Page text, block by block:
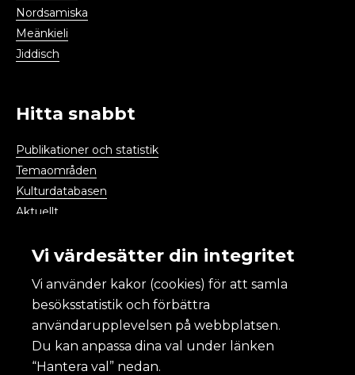
Nordsamiska
Meänkieli
Jiddisch
Hitta snabbt
Publikationer och statistik
Temaområden
Kulturdatabasen
Aktuellt
Kulturanalys
Om Kulturanalys
Lättläst
Om webbplatsen och kakor
Vi värdesätter din integritet
Vi använder kakor (cookies) för att samla
besöksstatistik och förbättra
användarupplevelsen på webbplatsen.
Du kan anpassa dina val under länken
“Hantera val” nedan.